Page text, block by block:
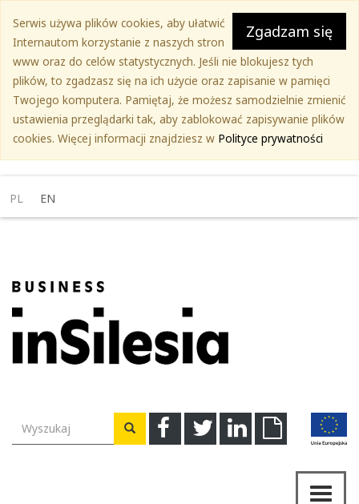
treści
głównej
Zgadzam się
Serwis używa plików cookies, aby ułatwić
Internautom korzystanie z naszych stron
www oraz do celów statystycznych. Jeśli nie blokujesz tych
plików, to zgadzasz się na ich użycie oraz zapisanie w pamięci
Twojego komputera. Pamiętaj, że możesz samodzielnie zmienić
ustawienia przeglądarki tak, aby zablokować zapisywanie plików
cookies. Więcej informacji znajdziesz w Polityce prywatności
PL EN
FacebookTwitterLinkedinDownload
Wyszukiwarka Wyszukaj